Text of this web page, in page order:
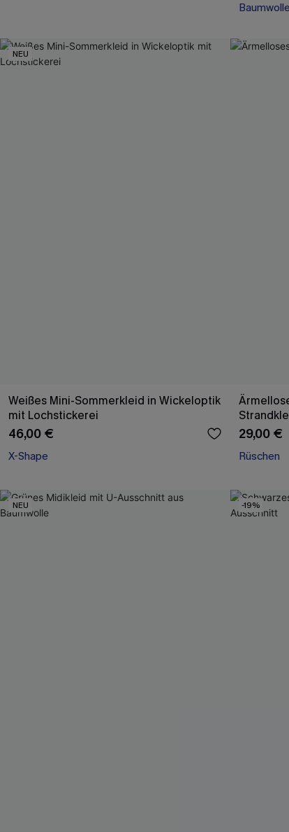
Baumwolle
NEU
Weißes Mini-Sommerkleid in Wickeloptik
mit Lochstickerei
46,00 €
X-Shape
29,00 €
Rüschen
NEU -19%